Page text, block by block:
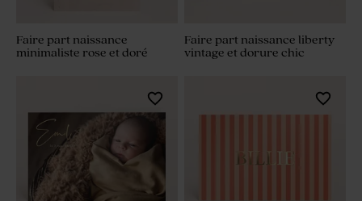
Faire part naissance
minimaliste rose et doré
Faire part naissance liberty
vintage et dorure chic